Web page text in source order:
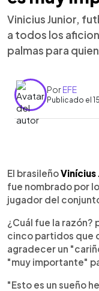
Vinicius Junior,
a todos los
palmas para
PorEFE
Publicado el
► Escuchar
El brasileñoVinícius
fue nombrado por
jugador del
¿Cuál fue la razón?
cinco partidos que
agradecer un
"muy importante"
"Esto es un sueño